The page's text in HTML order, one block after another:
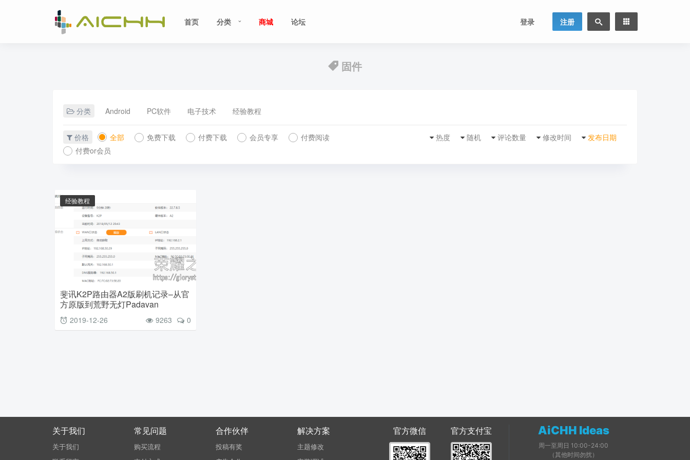
首页 分类 商城 论坛 登录 注册
固件
分类 Android PC软件 电子技术 经验教程
价格 全部 免费下载 付费下载 会员专享
付费阅读
付费or会员
发布日期
修改时间
评论数量
随机
热度
经验教程
斐讯K2P路由器A2版刷机记录–从官
方原版到荒野无灯Padavan
2019-12-26 0
9263
关于我们
关于我们
常见问题
购买流程
合作伙伴
投稿有奖
解决方案
主题修改
官方微信 官方支付宝 AiCHH Ideas
周一至周日 10:00-24:00
（其他时间勿扰）